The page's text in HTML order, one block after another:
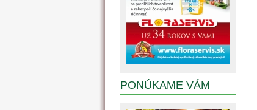
PONÚKAME VÁM